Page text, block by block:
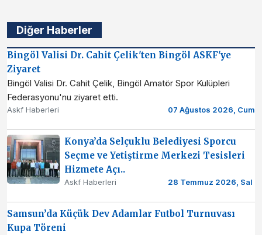
Diğer Haberler
Bingöl Valisi Dr. Cahit Çelik'ten Bingöl ASKF'ye
Ziyaret
Bingöl Valisi Dr. Cahit Çelik, Bingöl Amatör Spor Kulüpleri
Federasyonu'nu ziyaret etti.
Askf Haberleri 07 Ağustos 2026, Cum
Konya’da Selçuklu Belediyesi Sporcu
Seçme ve Yetiştirme Merkezi Tesisleri
Hizmete Açı..
Askf Haberleri 28 Temmuz 2026, Sal
Samsun’da Küçük Dev Adamlar Futbol Turnuvası
Kupa Töreni